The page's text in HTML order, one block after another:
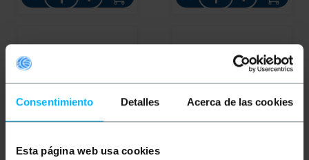
Consentimiento Detalles Acerca de las cookies
Esta página web usa cookies